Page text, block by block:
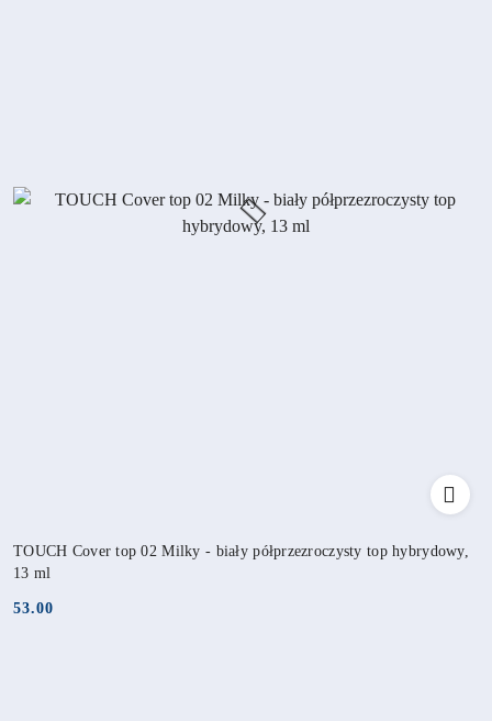
TOUCH Cover top 02 Milky - biały półprzezroczysty top hybrydowy,
13 ml
Cena:
53.00